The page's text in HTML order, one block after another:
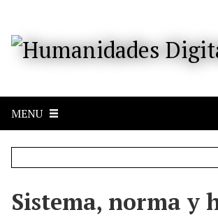
a
c
MENU
Sistema, norma y